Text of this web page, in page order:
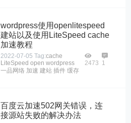
wordpress使用openlitespeed
建站以及使用LiteSpeed cache
加速教程
2022-07-05 Tag:cache
LiteSpeed open wordpress
一品网络 加速 建站 插件 缓存
2473 1
百度云加速502网关错误，连
接源站失败的解决办法